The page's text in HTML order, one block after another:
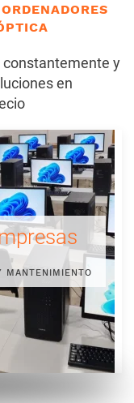
y
en
MANTENIMIENTO